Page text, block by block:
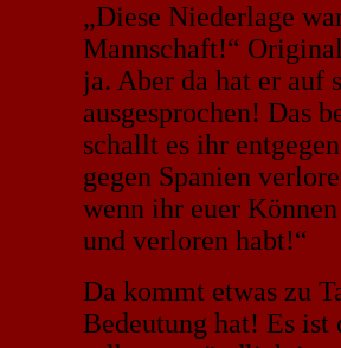
„Diese Niederlage
Mannschaft!“
ja. Aber da hat er auf
ausgesprochen! Das
schallt es ihr
gegen Spanien
wenn ihr euer
und verloren habt!“
Da kommt etwas zu
Bedeutung hat! Es